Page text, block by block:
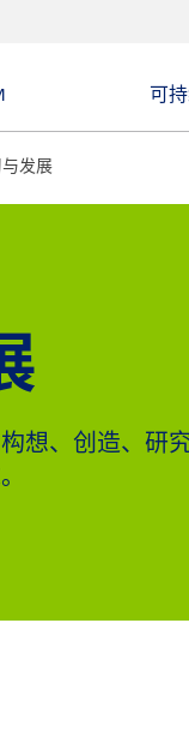
可
发展
想、创造、研